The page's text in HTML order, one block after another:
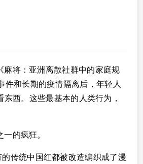
将：亚洲离散社群中的家庭规
件和长期的疫情隔离后，年轻人
西。这些最基本的人类行为，
的疯狂。
传统中国红都被改造编织成了漫